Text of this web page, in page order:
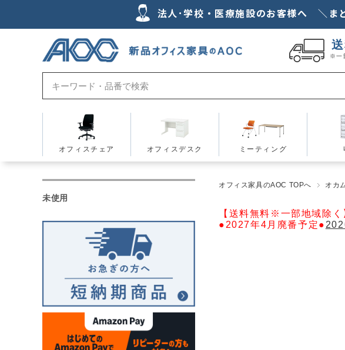
法人･学校・医療施設のお客様へ ＼ま
※一
オフィスチェア オフィスデスク ミーティング
オフィス家具のAOC TOPへ オカ
【送料無料※一部地域除
●2027年4月廃番予定●
未使用